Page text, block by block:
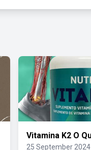
Vitamina K2 O
25 September 2024